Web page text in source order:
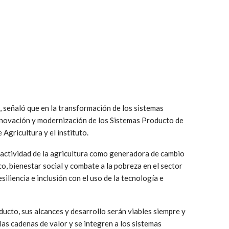
que en la transformación de los sistemas
y modernización de los Sistemas Producto de
Agricultura y el instituto.
de la agricultura como generadora de cambio
bienestar social y combate a la pobreza en el sector
e inclusión con el uso de la tecnología e
sus alcances y desarrollo serán viables siempre y
cadenas de valor y se integren a los sistemas